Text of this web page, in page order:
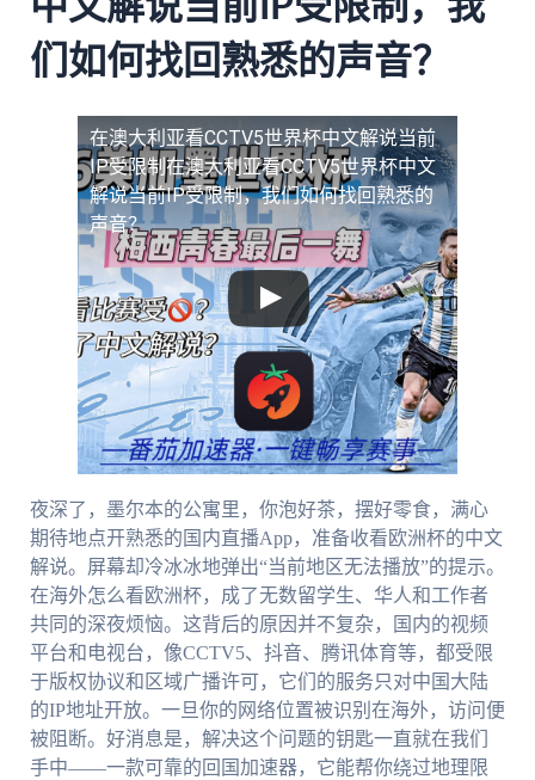
们如何找回熟悉的声音？
在澳大利亚看CCTV5世界杯中文解说当前
IP受限制在澳大利亚看CCTV5世界杯中文
解说当前IP受限制，我们如何找回熟悉的
声音？
夜深了，墨尔本的公寓里，你泡好茶，摆好零食，满心
期待地点开熟悉的国内直播App，准备收看欧洲杯的中文
解说。屏幕却冷冰冰地弹出“当前地区无法播放”的提示。
在海外怎么看欧洲杯，成了无数留学生、华人和工作者
共同的深夜烦恼。这背后的原因并不复杂，国内的视频
平台和电视台，像CCTV5、抖音、腾讯体育等，都受限
于版权协议和区域广播许可，它们的服务只对中国大陆
的IP地址开放。一旦你的网络位置被识别在海外，访问便
被阻断。好消息是，解决这个问题的钥匙一直就在我们
手中——一款可靠的回国加速器，它能帮你绕过地理限